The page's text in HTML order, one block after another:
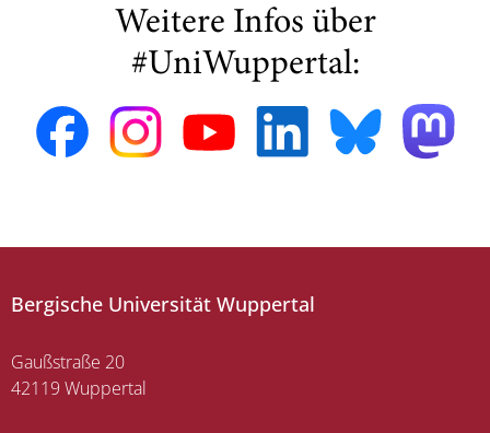
Weitere Infos über
#UniWuppertal:
Bergische Universität Wuppertal
Gaußstraße 20
42119 Wuppertal